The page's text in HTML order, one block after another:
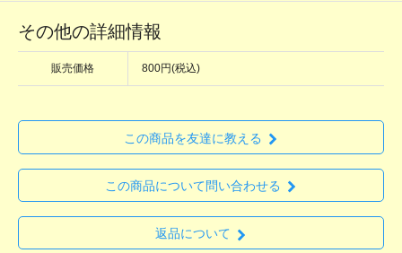
その他の詳細情報
販売価格 800円(税込)
この商品を友達に教える
この商品について問い合わせる
返品について